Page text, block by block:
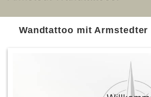
Wandtattoo mit Armstedter